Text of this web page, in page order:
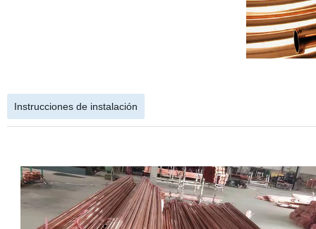
Instrucciones de instalación